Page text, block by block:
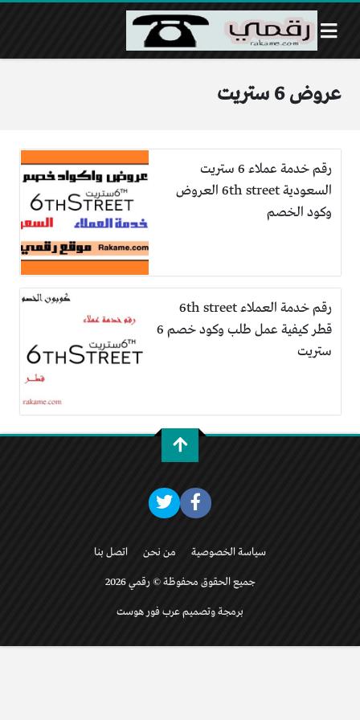
عروض 6 ستريت
رقم خدمة عملاء 6 ستريت
السعودية 6th street العروض
وكود الخصم
رقم خدمة العملاء 6th street
قطر كيفية عمل طلب وكود خصم 6
ستريت
سياسة الخصوصية من نحن اتصل بنا
جميع الحقوق محفوظة © رقمي 2026
برمجة وتصميم عرب فور هوست